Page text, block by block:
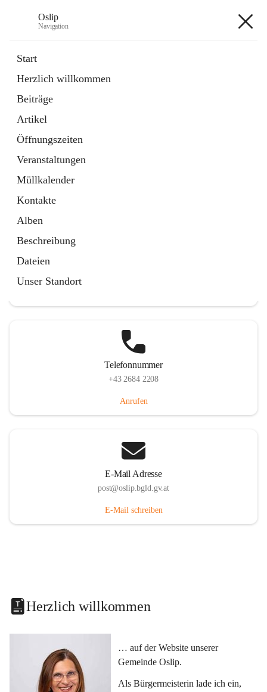
Oslip
Navigation
Start
Herzlich willkommen
Beiträge
Artikel
Öffnungszeiten
Veranstaltungen
Müllkalender
Kontakte
Alben
Beschreibung
Dateien
Unser Standort
Externe Webseite
in
Tab
Bundeskanzleramt Österreich
Externe Webseite
öffnet
in
neuem
Tab
Telefonnummer
+43 2684 2208
Anrufen
E-Mail Adresse
post@oslip.bgld.gv.at
E-Mail schreiben
Herzlich willkommen
… auf der Website unserer
Gemeinde Oslip.
Als Bürgermeisterin lade ich ein,